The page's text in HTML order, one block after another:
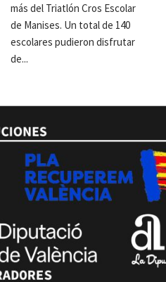
más del Triatlón Cros Escolar
de Manises. Un total de 140
escolares pudieron disfrutar
de...